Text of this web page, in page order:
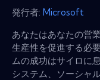
発行者: Microsoft
あなたはあなたの営
生産性を促進する必
ムの成功はサイロに
システム、ソーシャ